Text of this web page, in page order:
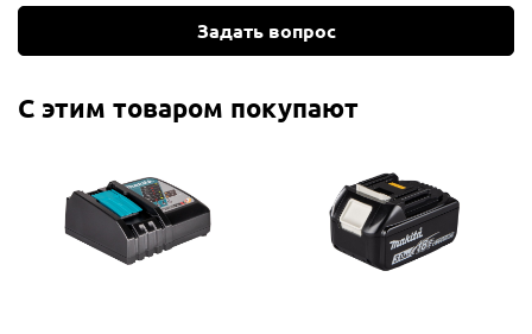
Задать вопрос
С этим товаром покупают